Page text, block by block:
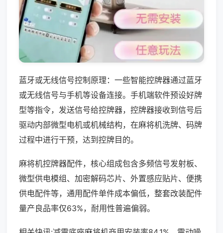
蓝牙或无线信号控制原理：一些智能控牌器通过蓝牙
或无线信号与手机等设备连接。手机端软件预设好牌
型等指令，发送信号给控牌器，控牌器接收到信号后
驱动内部微型电机或机械结构，在麻将机洗牌、码牌
过程中进行干预，达到控牌目的。
麻将机控牌器配件，核心组成包含多频信号发射板、
微型供电模组、加密解码芯片、外置感应贴片、便携
供电配件等，通用配件单件成本偏低，整套改装配件
量产良品率仅63%，耐用性普遍偏弱。